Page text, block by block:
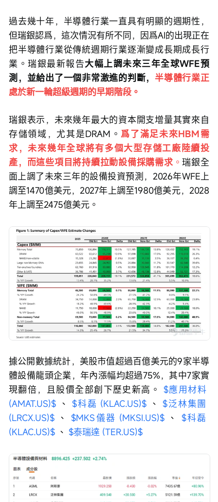
過去幾十年，半導體行業一直具有明顯的週期性，
但瑞銀認爲，這次情況有所不同，因爲AI的出現正在
把半導體行業從傳統週期行業逐漸變成長期成長行
業。瑞銀最新報告大幅上調未來三年全球WFE預
測，並給出了一個非常激進的判斷， 半導體行業正
處於新一輪超級週期的早期階段。
瑞銀表示，未來幾年最大的資本開支增量其實來自
存儲領域，尤其是DRAM。爲了滿足未來HBM需
求，未來幾年全球將有多個大型存儲工廠陸續投
產，而這些項目將持續拉動設備採購需求 。瑞銀全
面上調了未來三年的設備投資預測，2026年WFE上
調至1470億美元，2027年上調至1980億美元，2028
年上調至2475億美元。
據公開數據統計，美股市值超過百億美元的9家半導
體設備龍頭企業，年內漲幅均超過75%，其中7家實
現翻倍，且股價全部創下歷史新高。 $應用材料
(AMAT.US)$ 、 $科磊 (KLAC.US)$ 、 $泛林集團
(LRCX.US)$ 、 $MKS儀器 (MKSI.US)$ 、 $科磊
(KLAC.US)$ 、 $泰瑞達 (TER.US)$